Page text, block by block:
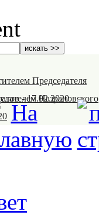
Председателя
-17.02.2020
Назрановского